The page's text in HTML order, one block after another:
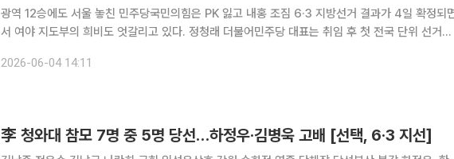
광역 12승에도 서울 놓친 민주당국민의힘은 PK 잃고 내홍 조짐 6·3 지방선거 결과가 4일 확정되면
서 여야 지도부의 희비도 엇갈리고 있다. 정청래 더불어민주당 대표는 취임 후 첫 전국 단위 선거에
는 숙제로 남게 됐다. 반면 장동혁 국민의힘 대표는 서울과 대구·경
2026-06-04 14:11
李 청와대 참모 7명 중 5명 당선…하정우·김병욱 고배 [선택, 6·3 지선]